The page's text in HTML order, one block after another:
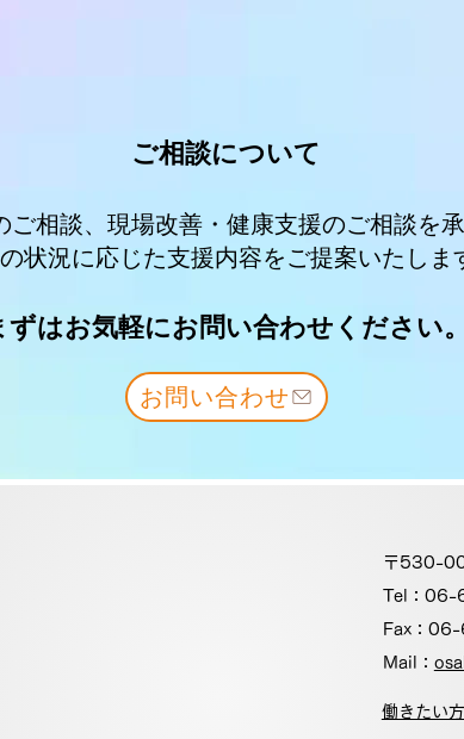
ご相談について
相談、現場改善・健康支援のご相談を承
状況に応じた支援内容をご提案いたしま
ずはお気軽にお問い合わせください。
お問い合わせ
〒530-
Tel：
Fax：
Mail：
働きたい